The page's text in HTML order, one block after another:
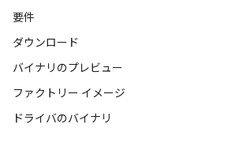
要件
ダウンロード
バイナリのプレビュー
ファクトリー イメージ
ドライバのバイナリ